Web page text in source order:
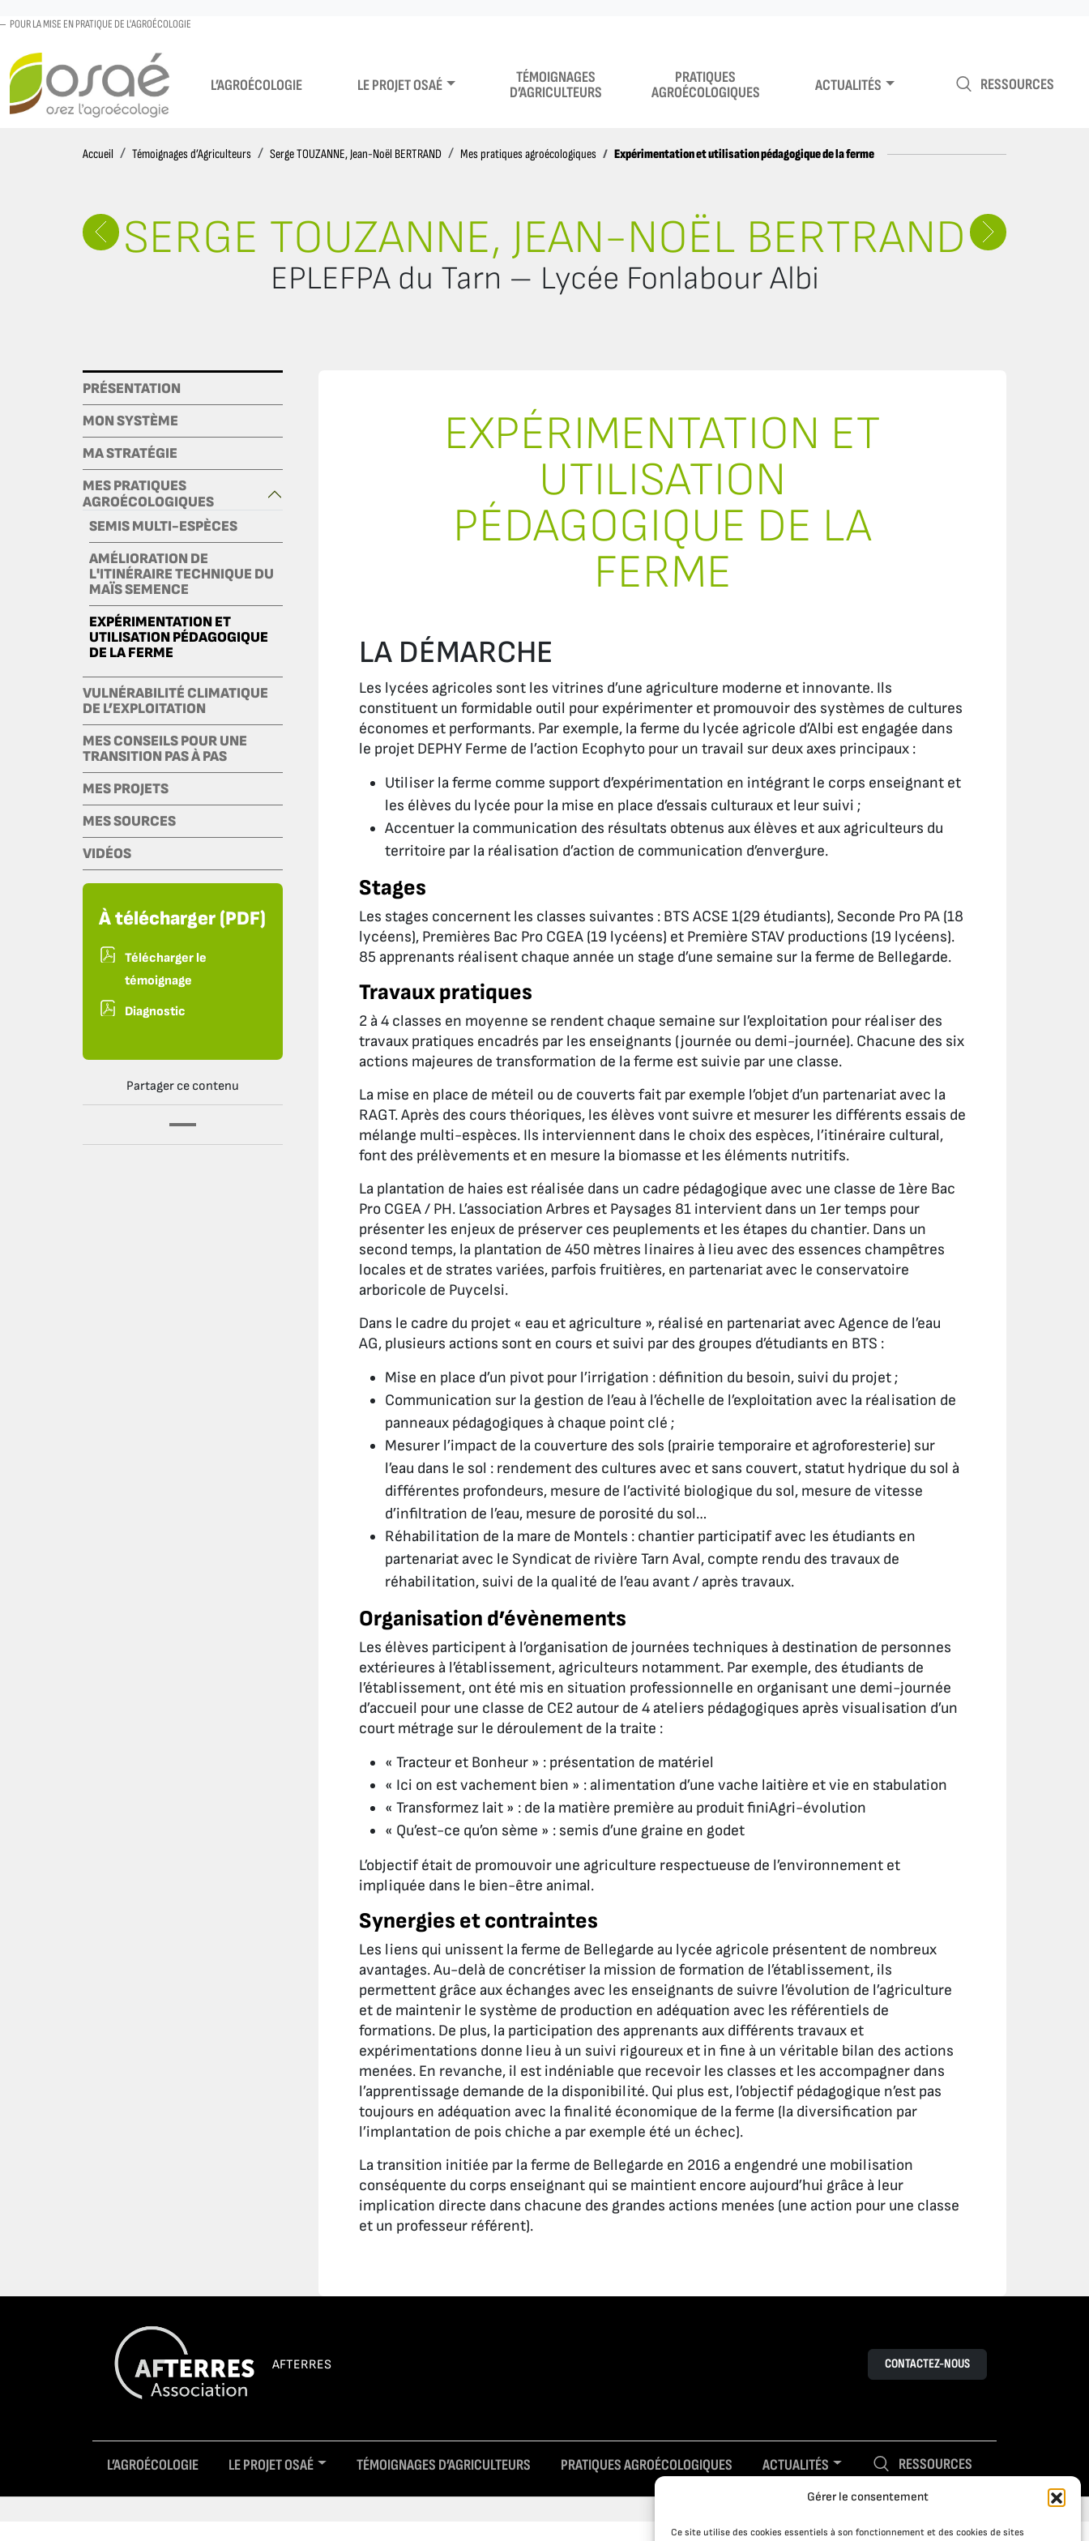
Gérer le consentement
Ce site utilise des cookies essentiels à son fonctionnement et des cookies de sites
POUR LA MISE EN PRATIQUE DE L'AGROÉCOLOGIE
L’AGROÉCOLOGIE LE PROJET OSAÉ
TÉMOIGNAGES
D’AGRICULTEURS
PRATIQUES
AGROÉCOLOGIQUES
ACTUALITÉS RESSOURCES
Accueil AccueilTémoignages d’Agriculteurs Serge TOUZANNE, Jean-Noël BERTRAND Mes pratiques agroécologiques Expérimentation et utilisation pédagogique de la ferme
SERGE TOUZANNE, JEAN-NOËL BERTRAND
EPLEFPA du Tarn – Lycée Fonlabour Albi
PRÉSENTATION
MON SYSTÈME
MA STRATÉGIE
MES PRATIQUES
AGROÉCOLOGIQUES
SEMIS MULTI-ESPÈCES
AMÉLIORATION DE
L'ITINÉRAIRE TECHNIQUE DU
MAÏS SEMENCE
EXPÉRIMENTATION ET
UTILISATION PÉDAGOGIQUE
DE LA FERME
VULNÉRABILITÉ CLIMATIQUE
DE L’EXPLOITATION
MES CONSEILS POUR UNE
TRANSITION PAS À PAS
MES PROJETS
MES SOURCES
VIDÉOS
À télécharger (PDF)
Télécharger le
témoignage
Diagnostic
Partager ce contenu
EXPÉRIMENTATION ET
UTILISATION
PÉDAGOGIQUE DE LA
FERME
LA DÉMARCHE
Les lycées agricoles sont les vitrines d’une agriculture moderne et innovante. Ils
constituent un formidable outil pour expérimenter et promouvoir des systèmes de cultures
économes et performants. Par exemple, la ferme du lycée agricole d’Albi est engagée dans
le projet DEPHY Ferme de l’action Ecophyto pour un travail sur deux axes principaux :
Utiliser la ferme comme support d’expérimentation en intégrant le corps enseignant et
les élèves du lycée pour la mise en place d’essais culturaux et leur suivi ;
Accentuer la communication des résultats obtenus aux élèves et aux agriculteurs du
territoire par la réalisation d’action de communication d’envergure.
Stages
Les stages concernent les classes suivantes : BTS ACSE 1(29 étudiants), Seconde Pro PA (18
lycéens), Premières Bac Pro CGEA (19 lycéens) et Première STAV productions (19 lycéens).
85 apprenants réalisent chaque année un stage d’une semaine sur la ferme de Bellegarde.
Travaux pratiques
2 à 4 classes en moyenne se rendent chaque semaine sur l’exploitation pour réaliser des
travaux pratiques encadrés par les enseignants (journée ou demi-journée). Chacune des six
actions majeures de transformation de la ferme est suivie par une classe.
La mise en place de méteil ou de couverts fait par exemple l’objet d’un partenariat avec la
RAGT. Après des cours théoriques, les élèves vont suivre et mesurer les différents essais de
mélange multi-espèces. Ils interviennent dans le choix des espèces, l’itinéraire cultural,
font des prélèvements et en mesure la biomasse et les éléments nutritifs.
La plantation de haies est réalisée dans un cadre pédagogique avec une classe de 1ère Bac
Pro CGEA / PH. L’association Arbres et Paysages 81 intervient dans un 1er temps pour
présenter les enjeux de préserver ces peuplements et les étapes du chantier. Dans un
second temps, la plantation de 450 mètres linaires à lieu avec des essences champêtres
locales et de strates variées, parfois fruitières, en partenariat avec le conservatoire
arboricole de Puycelsi.
Dans le cadre du projet « eau et agriculture », réalisé en partenariat avec Agence de l’eau
AG, plusieurs actions sont en cours et suivi par des groupes d’étudiants en BTS :
Mise en place d’un pivot pour l’irrigation : définition du besoin, suivi du projet ;
Communication sur la gestion de l’eau à l’échelle de l’exploitation avec la réalisation de
panneaux pédagogiques à chaque point clé ;
Mesurer l’impact de la couverture des sols (prairie temporaire et agroforesterie) sur
l’eau dans le sol : rendement des cultures avec et sans couvert, statut hydrique du sol à
différentes profondeurs, mesure de l’activité biologique du sol, mesure de vitesse
d’infiltration de l’eau, mesure de porosité du sol…
Réhabilitation de la mare de Montels : chantier participatif avec les étudiants en
partenariat avec le Syndicat de rivière Tarn Aval, compte rendu des travaux de
réhabilitation, suivi de la qualité de l’eau avant / après travaux.
Organisation d’évènements
Les élèves participent à l’organisation de journées techniques à destination de personnes
extérieures à l’établissement, agriculteurs notamment. Par exemple, des étudiants de
l’établissement, ont été mis en situation professionnelle en organisant une demi-journée
d’accueil pour une classe de CE2 autour de 4 ateliers pédagogiques après visualisation d’un
court métrage sur le déroulement de la traite :
« Tracteur et Bonheur » : présentation de matériel
« Ici on est vachement bien » : alimentation d’une vache laitière et vie en stabulation
« Transformez lait » : de la matière première au produit finiAgri-évolution
« Qu’est-ce qu’on sème » : semis d’une graine en godet
L’objectif était de promouvoir une agriculture respectueuse de l’environnement et
impliquée dans le bien-être animal.
Synergies et contraintes
Les liens qui unissent la ferme de Bellegarde au lycée agricole présentent de nombreux
avantages. Au-delà de concrétiser la mission de formation de l’établissement, ils
permettent grâce aux échanges avec les enseignants de suivre l’évolution de l’agriculture
et de maintenir le système de production en adéquation avec les référentiels de
formations. De plus, la participation des apprenants aux différents travaux et
expérimentations donne lieu à un suivi rigoureux et in fine à un véritable bilan des actions
menées. En revanche, il est indéniable que recevoir les classes et les accompagner dans
l’apprentissage demande de la disponibilité. Qui plus est, l’objectif pédagogique n’est pas
toujours en adéquation avec la finalité économique de la ferme (la diversification par
l’implantation de pois chiche a par exemple été un échec).
La transition initiée par la ferme de Bellegarde en 2016 a engendré une mobilisation
conséquente du corps enseignant qui se maintient encore aujourd’hui grâce à leur
implication directe dans chacune des grandes actions menées (une action pour une classe
et un professeur référent).
AFTERRES CONTACTEZ-NOUS
L’AGROÉCOLOGIE LE PROJET OSAÉ TÉMOIGNAGES D’AGRICULTEURS PRATIQUES AGROÉCOLOGIQUES ACTUALITÉS RESSOURCES